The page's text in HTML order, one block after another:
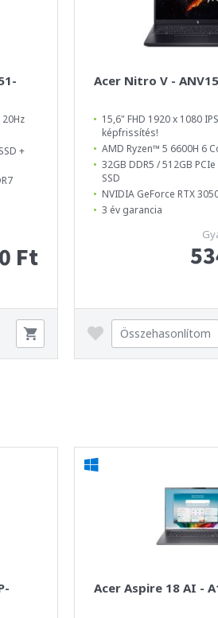
+
Ft
Acer Nitro V -
15,6" FHD 1920 x 1080
képfrissítés!
AMD Ryzen™ 5 6600H 6
32GB DDR5 / 512GB
SSD
NVIDIA GeForce RTX
3 év garancia
Összehasonlítom
Acer Aspire 18 AI -